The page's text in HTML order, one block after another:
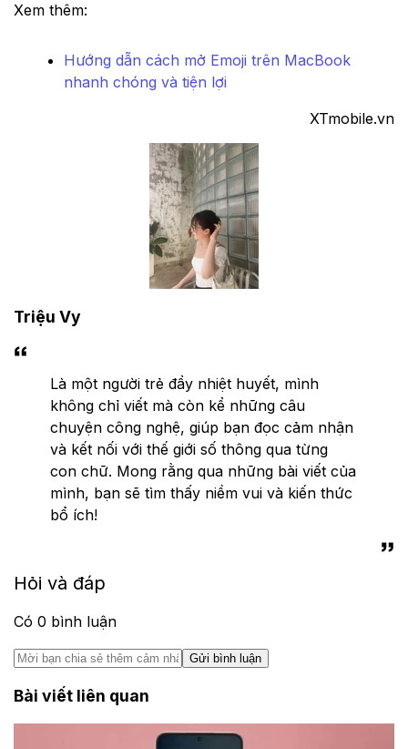
Xem thêm:
Hướng dẫn cách mở Emoji trên MacBook
nhanh chóng và tiện lợi
XTmobile.vn
Triệu Vy
Là một người trẻ đầy nhiệt huyết, mình
không chỉ viết mà còn kể những câu
chuyện công nghệ, giúp bạn đọc cảm nhận
và kết nối với thế giới số thông qua từng
con chữ. Mong rằng qua những bài viết của
mình, bạn sẽ tìm thấy niềm vui và kiến thức
bổ ích!
Hỏi và đáp
Có 0 bình luận
Gửi bình luận
Bài viết liên quan